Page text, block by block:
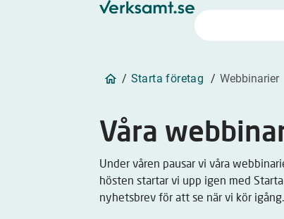
/ Starta företag / Webbinarier
Våra
Under våren pausar vi våra
hösten startar vi upp igen med
nyhetsbrev för att se när vi kör igång.